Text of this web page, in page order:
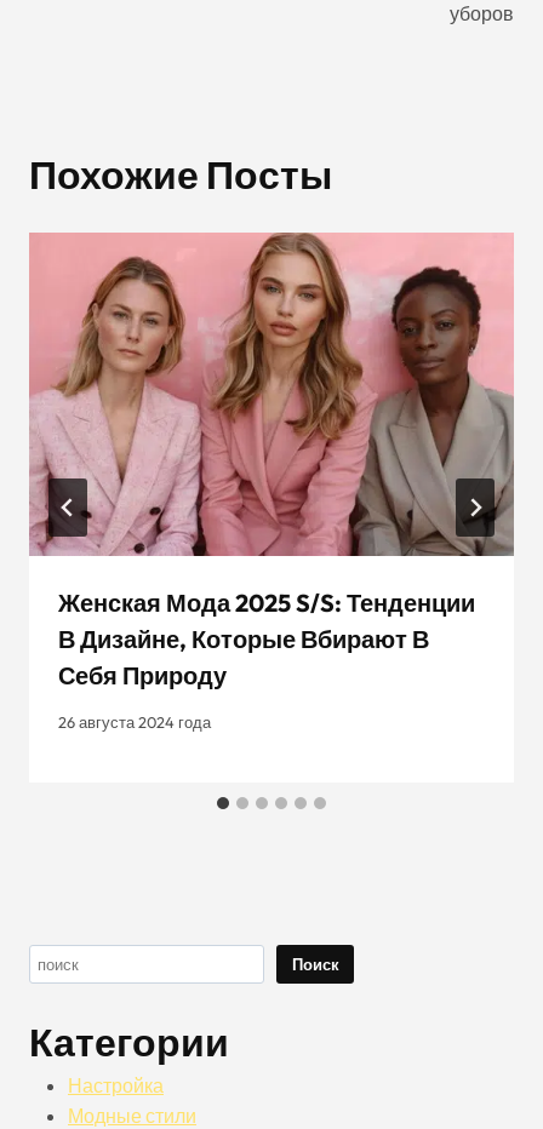
уборов
Похожие Посты
Женская Мода 2025 S/S: Тенденции
В Дизайне, Которые Вбирают В
Себя Природу
26 августа 2024 года
Поиск Поиск
Категории
Настройка
Модные стили